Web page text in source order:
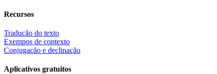
Recursos
Tradução do texto
Exempos de contexto
Conjugação e declinação
Aplicativos gratuitos